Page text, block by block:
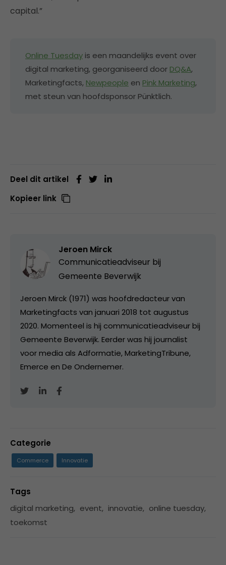
capital.”
Online Tuesday is een maandelijks event over
digital marketing, georganiseerd door DQ&A,
Marketingfacts, Newpeople en Pink Marketing,
met steun van hoofdsponsor Pünktlich.
Deel dit artikel
Kopieer link
Jeroen Mirck
Communicatieadviseur bij
Gemeente Beverwijk
Jeroen Mirck (1971) was hoofdredacteur van
Marketingfacts van januari 2018 tot augustus
2020. Momenteel is hij communicatieadviseur bij
Gemeente Beverwijk. Eerder was hij journalist
voor media als Adformatie, MarketingTribune,
Emerce en De Ondernemer.
Categorie
Commerce Innovatie
Tags
digital marketing, event, innovatie, online tuesday,
toekomst